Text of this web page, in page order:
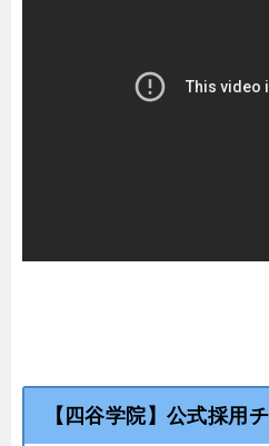
【四谷学院】公式採用